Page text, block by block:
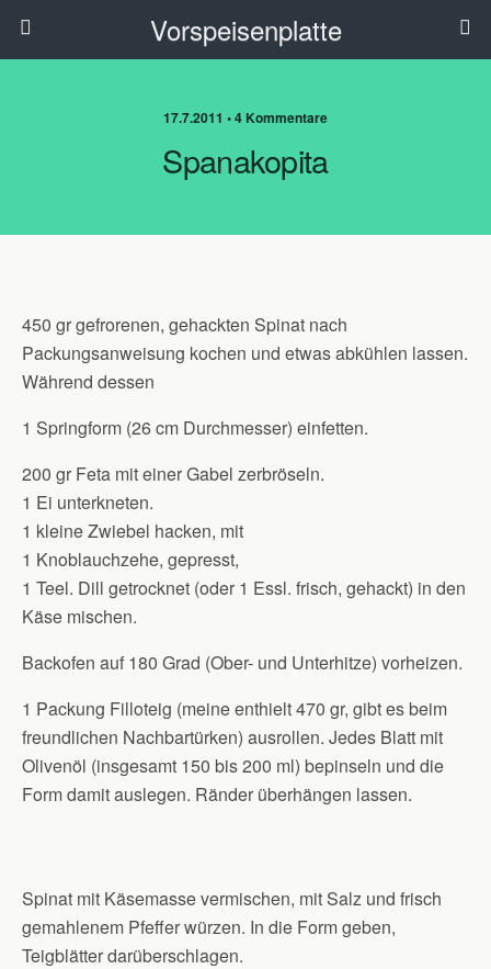
Vorspeisenplatte
17.7.2011 • 4 Kommentare
Spanakopita
450 gr gefrorenen, gehackten Spinat nach
Packungsanweisung kochen und etwas abkühlen lassen.
Während dessen
1 Springform (26 cm Durchmesser) einfetten.
200 gr Feta mit einer Gabel zerbröseln.
1 Ei unterkneten.
1 kleine Zwiebel hacken, mit
1 Knoblauchzehe, gepresst,
1 Teel. Dill getrocknet (oder 1 Essl. frisch, gehackt) in den
Käse mischen.
Backofen auf 180 Grad (Ober- und Unterhitze) vorheizen.
1 Packung Filloteig (meine enthielt 470 gr, gibt es beim
freundlichen Nachbartürken) ausrollen. Jedes Blatt mit
Olivenöl (insgesamt 150 bis 200 ml) bepinseln und die
Form damit auslegen. Ränder überhängen lassen.
Spinat mit Käsemasse vermischen, mit Salz und frisch
gemahlenem Pfeffer würzen. In die Form geben,
Teigblätter darüberschlagen.